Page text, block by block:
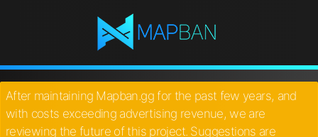
After maintaining Mapban.gg for the past few years, and
with costs exceeding advertising revenue, we are
reviewing the future of this project. Suggestions are